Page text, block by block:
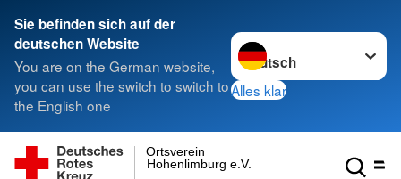
Sie befinden sich auf der
deutschen Website
You are on the German website,
you can use the switch to switch to
the English one
Sprache wechseln zu
Alles klar
Hohenlimburg e.V.
Ortsverein